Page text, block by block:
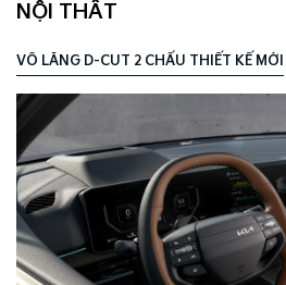
NỘI THẤT
CỤM MÀN HÌNH PANORAMIC 12.3